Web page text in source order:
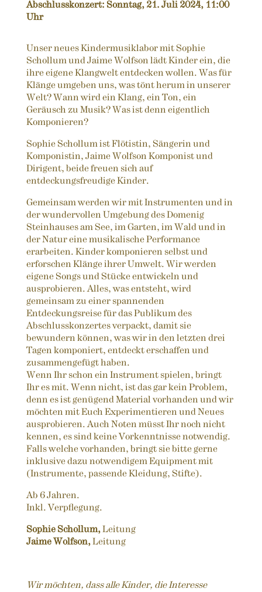
Abschlusskonzert: Sonntag, 21. Juli 2024, 11:00
Uhr
Unser neues Kindermusiklabor mit Sophie
Schollum und Jaime Wolfson lädt Kinder ein, die
ihre eigene Klangwelt entdecken wollen. Was für
Klänge umgeben uns, was tönt herum in unserer
Welt? Wann wird ein Klang, ein Ton, ein
Geräusch zu Musik? Was ist denn eigentlich
Komponieren?
Sophie Schollum ist Flötistin, Sängerin und
Komponistin, Jaime Wolfson Komponist und
Dirigent, beide freuen sich auf
entdeckungsfreudige Kinder.
Gemeinsam werden wir mit Instrumenten und in
der wundervollen Umgebung des Domenig
Steinhauses am See, im Garten, im Wald und in
der Natur eine musikalische Performance
erarbeiten. Kinder komponieren selbst und
erforschen Klänge ihrer Umwelt. Wir werden
eigene Songs und Stücke entwickeln und
ausprobieren. Alles, was entsteht, wird
gemeinsam zu einer spannenden
Entdeckungsreise für das Publikum des
Abschlusskonzertes verpackt, damit sie
bewundern können, was wir in den letzten drei
Tagen komponiert, entdeckt erschaffen und
zusammengefügt haben.
Wenn Ihr schon ein Instrument spielen, bringt
Ihr es mit. Wenn nicht, ist das gar kein Problem,
denn es ist genügend Material vorhanden und wir
möchten mit Euch Experimentieren und Neues
ausprobieren. Auch Noten müsst Ihr noch nicht
kennen, es sind keine Vorkenntnisse notwendig.
Falls welche vorhanden, bringt sie bitte gerne
inklusive dazu notwendigem Equipment mit
(Instrumente, passende Kleidung, Stifte).
Ab 6 Jahren.
Inkl. Verpflegung.
Sophie Schollum,Leitung
Jaime Wolfson,Leitung
Wir möchten, dass alle Kinder, die Interesse